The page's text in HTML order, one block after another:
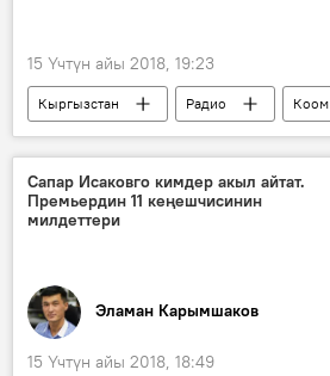
15 Үчтүн айы 2018, 19:23
Кыргызстан Радио
Коом
CASA-1000 долбоору
Сапар Исаковго кимдер акыл айтат.
Премьердин 11 кеңешчисинин
милдеттери
Эламан Карымшаков
15 Үчтүн айы 2018, 18:49